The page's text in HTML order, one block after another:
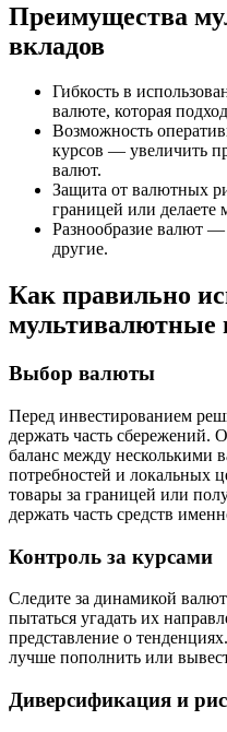
Преимущества
вкладов
Гибкость в
валюте, которая
Возможность
курсов — увеличить
валют.
Защита от валютных
границей или
Разнообразие валют
другие.
Как правильно
мультивалютные
Выбор валюты
Перед инвестированием
держать часть сбережений.
баланс между несколькими
потребностей и локальных
товары за границей или
держать часть средств
Контроль за курсами
Следите за динамикой
пытаться угадать их
представление о
лучше пополнить или
Диверсификация и